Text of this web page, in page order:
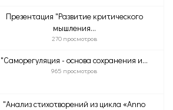
Презентация "Развитие критического
мышления...
270 просмотров
"Саморегуляция - основа сохранения и...
965 просмотров
"Анализ стихотворений из цикла «Anno